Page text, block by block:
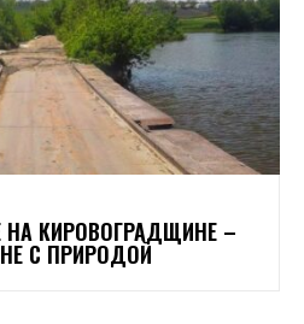
КИРОВОГРАДЩИНЕ –
С ПРИРОДОЙ